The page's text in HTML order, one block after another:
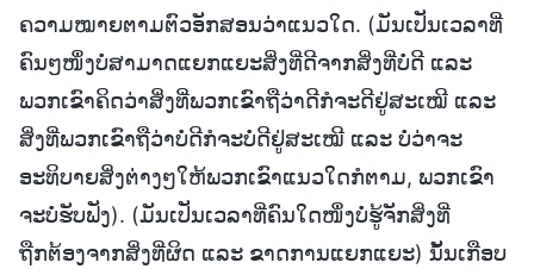
ຄວາມໝາຍຕາມຕົວອັກສອນວ່າແນວໃດ. (ມັນເປັນເວລາທີ່
ຄົນໆໜຶ່ງບໍ່ສາມາດແຍກແຍະສິ່ງທີ່ດີຈາກສິ່ງທີ່ບໍ່ດີ ແລະ
ພວກເຂົາຄິດວ່າສິ່ງທີ່ພວກເຂົາຖືວ່າດີກໍຈະດີຢູ່ສະເໝີ ແລະ
ສິ່ງທີ່ພວກເຂົາຖືວ່າບໍ່ດີກໍຈະບໍ່ດີຢູ່ສະເໝີ ແລະ ບໍ່ວ່າຈະ
ອະທິບາຍສິ່ງຕ່າງໆໃຫ້ພວກເຂົາແນວໃດກໍຕາມ, ພວກເຂົາ
ຈະບໍ່ຮັບຟັງ). (ມັນເປັນເວລາທີ່ຄົນໃດໜຶ່ງບໍ່ຮູ້ຈັກສິ່ງທີ່
ຖືກຕ້ອງຈາກສິ່ງທີ່ຜິດ ແລະ ຂາດການແຍກແຍະ) ນັ້ນເກືອບ